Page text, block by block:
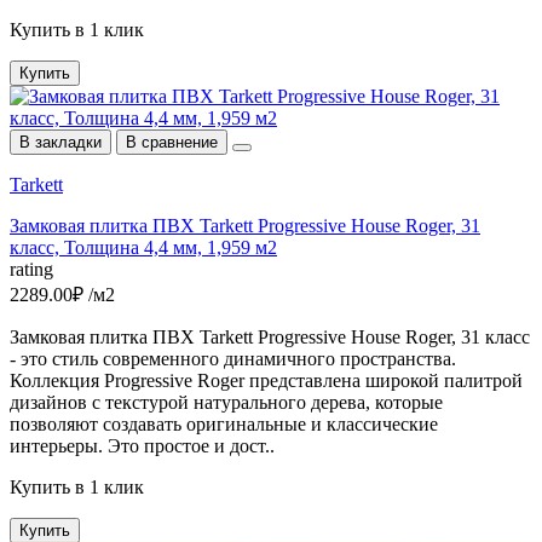
Купить в 1 клик
Купить
В закладки В сравнение
Tarkett
Замковая плитка ПВХ Tarkett Progressive House Roger, 31
класс, Толщина 4,4 мм, 1,959 м2
rating
2289.00₽ /м2
Замковая плитка ПВХ Tarkett Progressive House Roger, 31 класс
- это стиль современного динамичного пространства.
Коллекция Progressive Roger представлена широкой палитрой
дизайнов c текстурой натурального дерева, которые
позволяют создавать оригинальные и классические
интерьеры. Это простое и дост..
Купить в 1 клик
Купить